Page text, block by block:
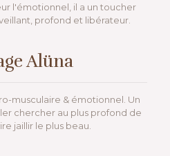
l'émotionnel, il a un toucher
profond et libérateur.
Alüna
musculaire & émotionnel. Un
chercher au plus profond de
jaillir le plus beau.